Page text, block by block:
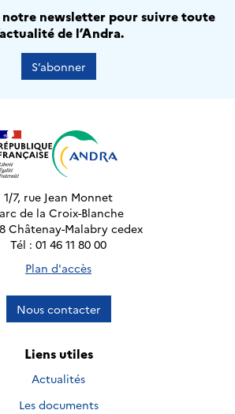
notre newsletter pour suivre toute
de l’Andra.
S’abonner
1/7, rue Jean Monnet
de la Croix-Blanche
Châtenay-Malabry cedex
Tél : 01 46 11 80 00
Plan d'accès
Nous contacter
Liens utiles
Actualités
Les documents